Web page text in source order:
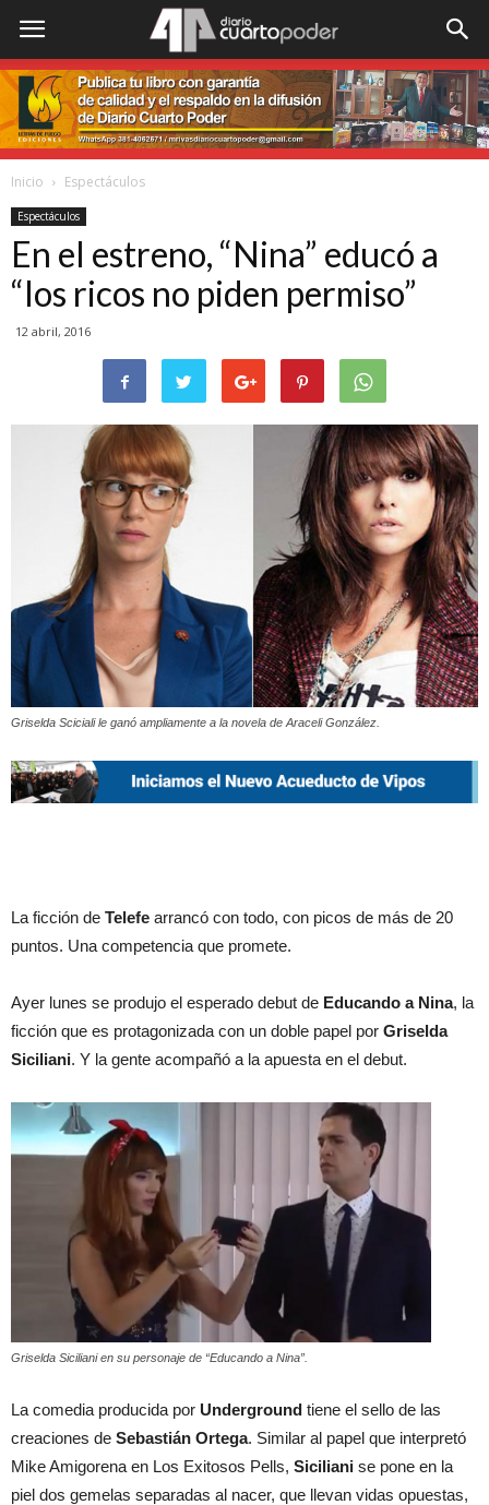
Inicio Espectáculos
Espectáculos
En el estreno, “Nina” educó a
“los ricos no piden permiso”
12 abril, 2016
Griselda Sciciali le ganó ampliamente a la novela de Araceli González.
La ficción de Telefe arrancó con todo, con picos de más de 20
puntos. Una competencia que promete.
Ayer lunes se produjo el esperado debut de Educando a Nina, la
ficción que es protagonizada con un doble papel por Griselda
Siciliani. Y la gente acompañó a la apuesta en el debut.
Griselda Siciliani en su personaje de “Educando a Nina”.
La comedia producida por Underground tiene el sello de las
creaciones de Sebastián Ortega. Similar al papel que interpretó
Mike Amigorena en Los Exitosos Pells, Siciliani se pone en la
piel dos gemelas separadas al nacer, que llevan vidas opuestas,